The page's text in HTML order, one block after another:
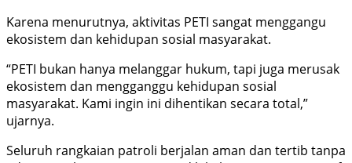
Karena menurutnya, aktivitas PETI sangat menggangu
ekosistem dan kehidupan sosial masyarakat.
“PETI bukan hanya melanggar hukum, tapi juga merusak
ekosistem dan mengganggu kehidupan sosial
masyarakat. Kami ingin ini dihentikan secara total,”
ujarnya.
Seluruh rangkaian patroli berjalan aman dan tertib tanpa